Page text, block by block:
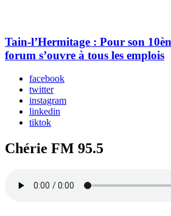
Tain-l’Hermitage : Pour son
forum s’ouvre à tous les emplois
facebook
twitter
instagram
linkedin
tiktok
Chérie FM 95.5